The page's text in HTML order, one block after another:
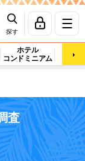
探す
ホテル
コンドミニアム
マッ
査